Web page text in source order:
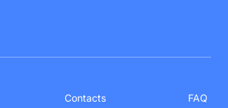
Contacts FAQ